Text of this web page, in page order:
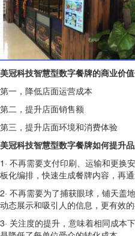
美冠科技智慧型数字餐牌的商业价
第一，降低店面运营成本
第二，提升店面销售额
第三，提升店面环境和消费体验
美冠科技智慧型数字餐牌如何提升
1· 不再需要支付印刷、运输和更换
板化编排，快速生成餐牌内容，再通
2· 不再需要为了捕获眼球，铺天盖
动态展示和吸引人的信息，更有效的
3· 关注度的提升，意味着相同成本